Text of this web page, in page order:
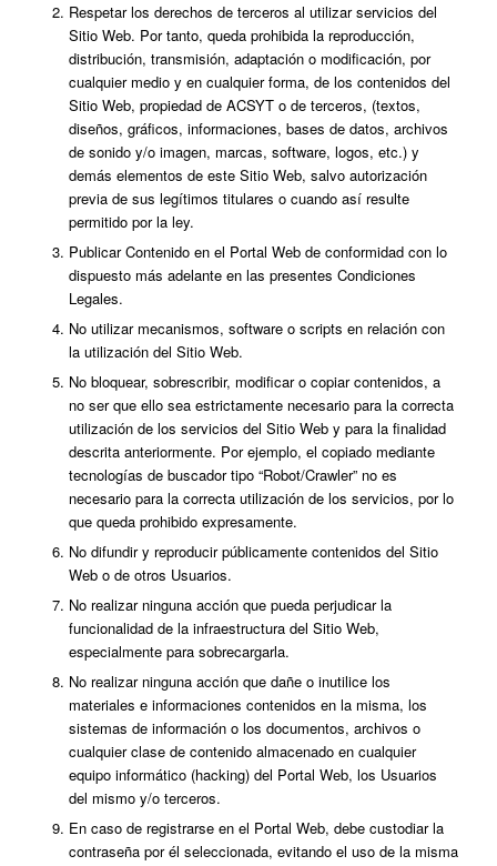
Respetar los derechos de terceros al utilizar servicios del
Sitio Web. Por tanto, queda prohibida la reproducción,
distribución, transmisión, adaptación o modificación, por
cualquier medio y en cualquier forma, de los contenidos del
Sitio Web, propiedad de ACSYT o de terceros, (textos,
diseños, gráficos, informaciones, bases de datos, archivos
de sonido y/o imagen, marcas, software, logos, etc.) y
demás elementos de este Sitio Web, salvo autorización
previa de sus legítimos titulares o cuando así resulte
permitido por la ley.
Publicar Contenido en el Portal Web de conformidad con lo
dispuesto más adelante en las presentes Condiciones
Legales.
No utilizar mecanismos, software o scripts en relación con
la utilización del Sitio Web.
No bloquear, sobrescribir, modificar o copiar contenidos, a
no ser que ello sea estrictamente necesario para la correcta
utilización de los servicios del Sitio Web y para la finalidad
descrita anteriormente. Por ejemplo, el copiado mediante
tecnologías de buscador tipo “Robot/Crawler” no es
necesario para la correcta utilización de los servicios, por lo
que queda prohibido expresamente.
No difundir y reproducir públicamente contenidos del Sitio
Web o de otros Usuarios.
No realizar ninguna acción que pueda perjudicar la
funcionalidad de la infraestructura del Sitio Web,
especialmente para sobrecargarla.
No realizar ninguna acción que dañe o inutilice los
materiales e informaciones contenidos en la misma, los
sistemas de información o los documentos, archivos o
cualquier clase de contenido almacenado en cualquier
equipo informático (hacking) del Portal Web, los Usuarios
del mismo y/o terceros.
En caso de registrarse en el Portal Web, debe custodiar la
contraseña por él seleccionada, evitando el uso de la misma